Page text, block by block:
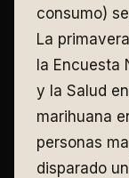
consumo)
La
la Encuesta
y la Salud
marihuana
personas
disparado